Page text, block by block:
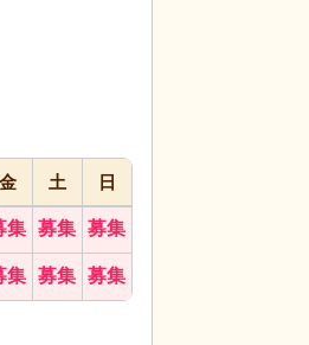
。心地よい自然光
金 土 日
集 募集 募集
集 募集 募集